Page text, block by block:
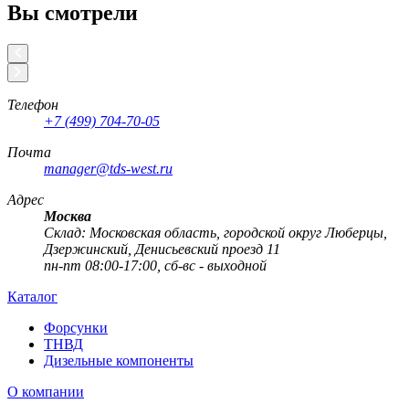
Вы смотрели
Телефон
+7 (499) 704-70-05
Почта
manager@tds-west.ru
Адрес
Москва
Cклад: Московская область, городской округ Люберцы,
Дзержинский, Денисьевский проезд 11
пн-пт 08:00-17:00, сб-вс - выходной
Каталог
Форсунки
ТНВД
Дизельные компоненты
О компании